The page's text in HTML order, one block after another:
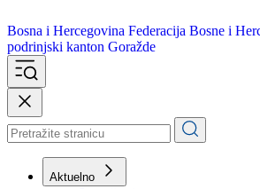
Bosna i Hercegovina
podrinjski kanton Goražde